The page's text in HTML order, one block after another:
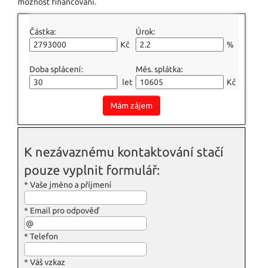
Částka:
Kč
Úrok:
%
Doba splácení:
let
Měs. splátka:
Kč
Mám zájem
K nezávaznému kontaktování stačí
pouze vyplnit formulář:
* Vaše jméno a příjmení
* Email pro odpověď
* Telefon
* Váš vzkaz